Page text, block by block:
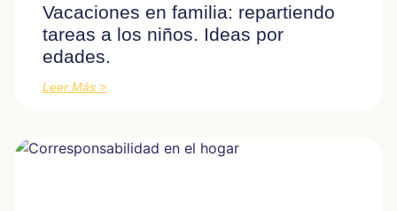
Vacaciones en familia: repartiendo
tareas a los niños. Ideas por
edades.
Leer Más >